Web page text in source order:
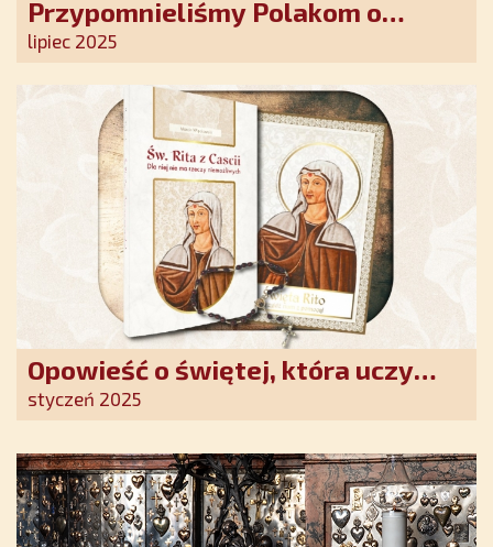
Przypomnieliśmy Polakom o
obecności Anioła Stróża!
lipiec 2025
Opowieść o świętej, która uczy
szczerego oddania się Bogu.
nadziei w XXI wieku
styczeń 2025